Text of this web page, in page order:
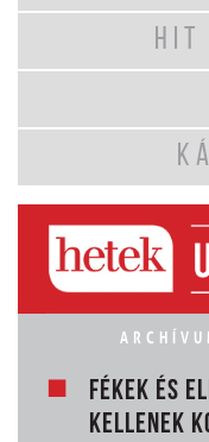
HIT
FÉKEK ÉS
KELLENEK